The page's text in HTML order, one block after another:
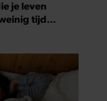
je leven
tijd